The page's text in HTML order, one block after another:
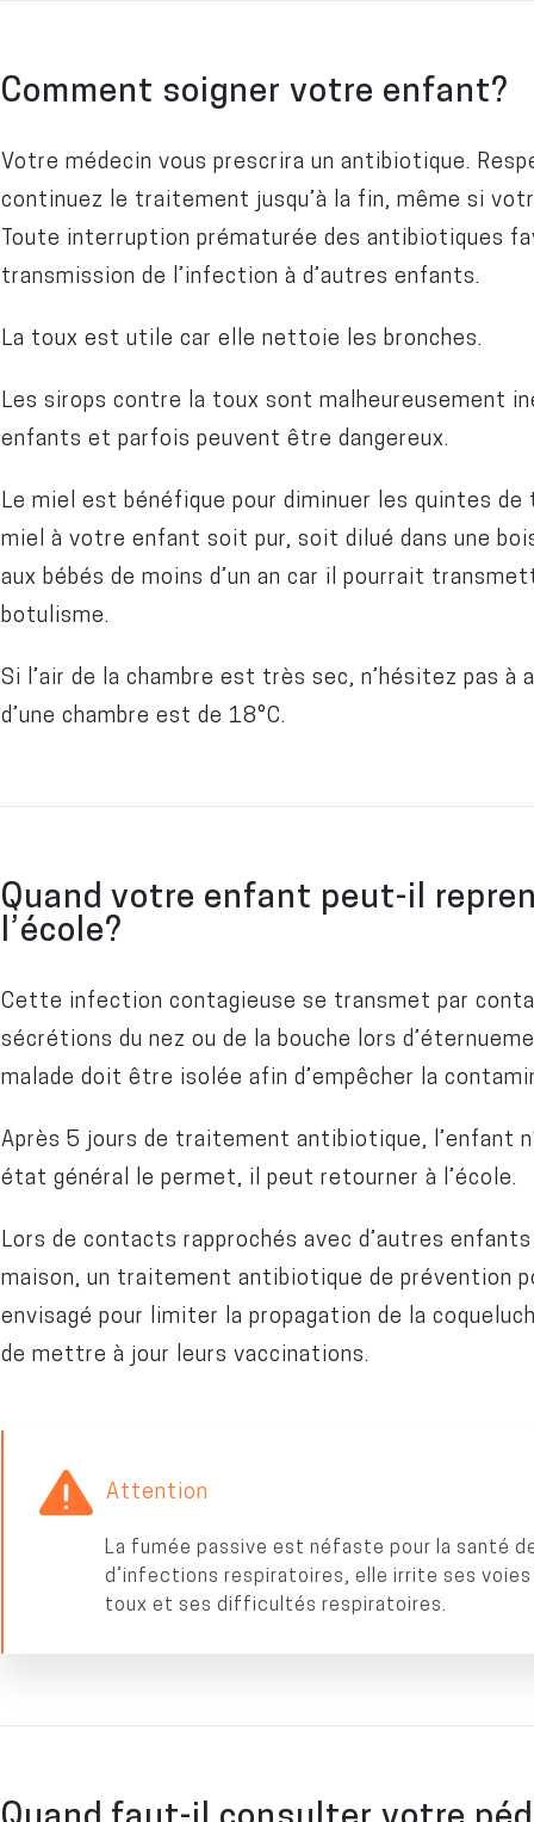
Comment soigner votre enfant?
Votre médecin vous prescrira un antibiotique.
continuez le traitement jusqu’à la fin, même si
Toute interruption prématurée des antibiotiques
transmission de l’infection à d’autres enfants.
La toux est utile car elle nettoie les bronches.
Les sirops contre la toux sont malheureusement
enfants et parfois peuvent être dangereux.
Le miel est bénéfique pour diminuer les quintes de
miel à votre enfant soit pur, soit dilué dans une
aux bébés de moins d’un an car il pourrait
botulisme.
Si l’air de la chambre est très sec, n’hésitez pas à
d’une chambre est de 18°C.
Quand votre enfant peut-il
l’école?
Cette infection contagieuse se transmet par
sécrétions du nez ou de la bouche lors
malade doit être isolée afin d’empêcher la
Après 5 jours de traitement antibiotique, l’enfant
état général le permet, il peut retourner à l’école.
Lors de contacts rapprochés avec d’autres enfants
maison, un traitement antibiotique de prévention
envisagé pour limiter la propagation de la
de mettre à jour leurs vaccinations.
Attention
La fumée passive est néfaste pour la santé
d’infections respiratoires, elle irrite ses
toux et ses difficultés respiratoires.